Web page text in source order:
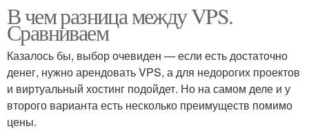
В чем разница между VPS.
Сравниваем
Казалось бы, выбор очевиден — если есть достаточно
денег, нужно арендовать VPS, а для недорогих проектов
и виртуальный хостинг подойдет. Но на самом деле и у
второго варианта есть несколько преимуществ помимо
цены.